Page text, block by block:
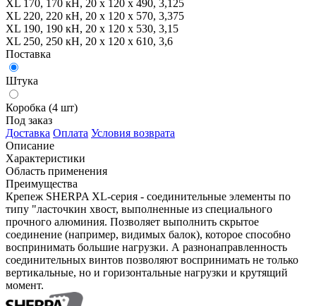
XL 170, 170 кН, 20 x 120 x 490, 3,125
XL 220, 220 кН, 20 x 120 x 570, 3,375
XL 190, 190 кН, 20 x 120 x 530, 3,15
XL 250, 250 кН, 20 x 120 x 610, 3,6
Поставка
Штука
Коробка (4 шт)
Под заказ
Доставка Оплата Условия возврата
Описание
Характеристики
Область применения
Преимущества
Крепеж SHERPA XL-серия - соединительные элементы по
типу "ласточкин хвост, выполненные из специального
прочного алюминия. Позволяет выполнить скрытое
соединение (например, видимых балок), которое способно
воспринимать большие нагрузки. А разнонаправленность
соединительных винтов позволяют воспринимать не только
вертикальные, но и горизонтальные нагрузки и крутящий
момент.